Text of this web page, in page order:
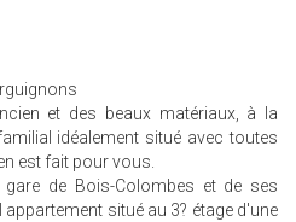
et des beaux matériaux, à la
idéalement situé avec toutes
est fait pour vous.
de Bois-Colombes et de ses
situé au 3? étage d'une